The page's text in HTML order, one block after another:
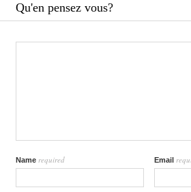
Qu'en pensez vous?
Name required Email